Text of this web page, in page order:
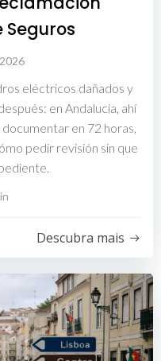
Seguros
eléctricos dañados y
en Andalucía, ahí
en 72 horas,
pedir revisión sin que
Descubra mais